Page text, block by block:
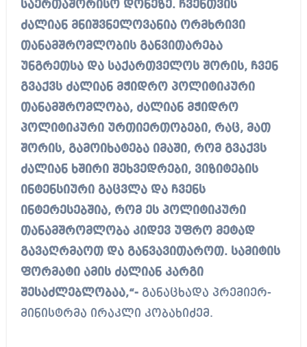
საერთაშორისო დონეზე. ჩვენთვის
ძალიან მნიშვნელოვანია ორმხრივი
თანამშრომლობის განვითარება
უნგრეთსა და საქართველოს შორის, ჩვენ
გვაქვს ძალიან მჭიდრო პოლიტიკური
თანამშრომლობა, ძალიან მჭიდრო
პოლიტიკური ურთიერთობები, რაც, მათ
შორის, გამოიხატება იმაში, რომ გვაქვს
ძალიან ხშირი შეხვედრები, ვიზიტების
ინტენსიური გაცვლა და ჩვენს
ინტერესებშია, რომ ეს პოლიტიკური
თანამშრომლობა კიდევ უფრო მეტად
გავაღრმაოთ და განვავითაროთ. სამიტის
ფორმატი ამის ძალიან კარგი
შესაძლებლობაა,“-განაცხადა პრემიერ-
მინისტრმა ირაკლი კობახიძემ.